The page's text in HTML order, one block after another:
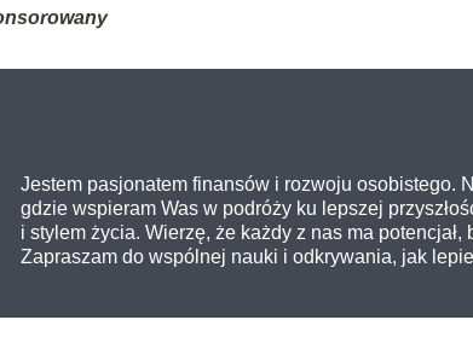
Jestem pasjonatem finansów i rozwoju osobistego.
gdzie wspieram Was w podróży ku lepszej
i stylem życia. Wierzę, że każdy z nas ma
Zapraszam do wspólnej nauki i odkrywania, jak